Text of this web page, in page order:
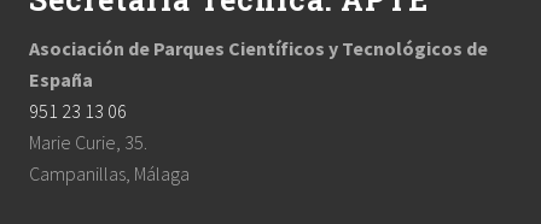
Asociación de Parques Científicos y Tecnológicos de
España
951 23 13 06
Marie Curie, 35.
Campanillas, Málaga